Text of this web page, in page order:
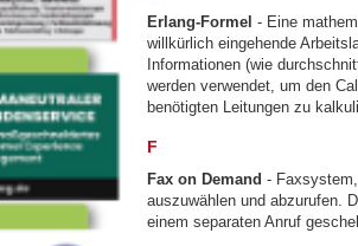
Erlang-Formel - Eine
willkürlich eingehende
Informationen (wie
werden verwendet, um den
benötigten Leitungen zu
F
Fax on Demand -
auszuwählen und abzurufen.
einem separaten Anruf